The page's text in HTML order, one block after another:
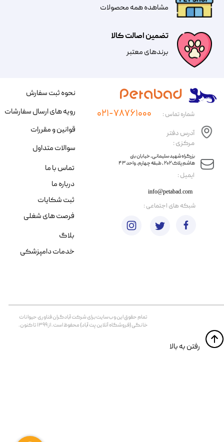
تضمین اصالت کالا
​​برندهای معتبر​​​​​​​
مشاهده همه محصولات
​ایمیل :
آدرس دفتر
مرکزی :
info@petabad.com
​​بزرگراه شهید سلیمانی، خیابان بنی
هاشم پلاک ۲۰۲ ، طبقه چهارم، واحد ۴۳
شماره تماس : ۰۲۱-۷۸۷۶۱۰۰۰
تمام حقوق اين وب‌سايت برای شرکت آبادگران فناوری حیوانات
خانگی (فروشگاه آنلاین پت آباد) محفوظ است. از ۱۳۹۹ تا کنون.
​​رفتن به بالا
نحوه ثبت سفارش
رویه های ارسال سفارشات
قوانین و مقررات
سوالات متداول
تماس با ما
درباره ما
ثبت شکایات
فرصت های شغلی
​شبکه های اجتماعی :
بلاگ
خدمات دامپزشکی